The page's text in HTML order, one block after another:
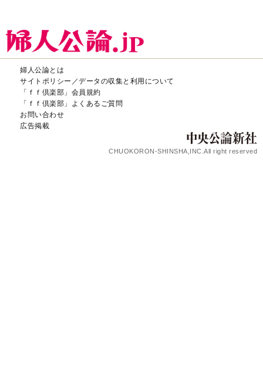
婦人公論とは
サイトポリシー／データの収集と利用について
「ｆｆ倶楽部」会員規約
「ｆｆ倶楽部」よくあるご質問
お問い合わせ
広告掲載
CHUOKORON-SHINSHA,INC.All right reserved